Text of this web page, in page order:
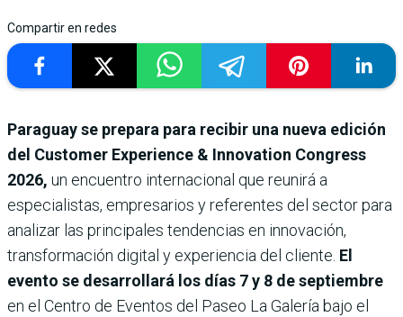
Compartir en redes
Paraguay se prepara para recibir una nueva edición
del Customer Experience & Innovation Congress
2026, un encuentro internacional que reunirá a
especialistas, empresarios y referentes del sector para
analizar las principales tendencias en innovación,
transformación digital y experiencia del cliente. El
evento se desarrollará los días 7 y 8 de septiembre
en el Centro de Eventos del Paseo La Galería bajo el